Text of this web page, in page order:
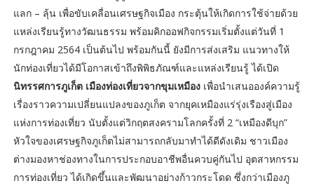
แลก – ลุ้น เพื่อขับเคลื่อนเศรษฐกิจเมือง กระตุ้นให้เกิดการใช้จ่ายด้วย
แหล่งเรียนรู้ทางวัฒนธรรม พร้อมคิกออฟกิจกรรมเริ่มตั้งแต่วันที่ 1
กรกฎาคม 2564 เป็นต้นไป พร้อมกันนี้ ยังมีการส่งเสริม แนวทางให้
นักท่องเที่ยวได้มีโอกาสเข้าถึงพิพิธภัณฑ์และแหล่งเรียนรู้ ได้เปิด
นิทรรศการภูเก็ต เมืองท่องเที่ยวจากขุมเหมืองเพื่อนำเสนอองค์ความรู้
เรื่องราวความเปลี่ยนแปลงของภูเก็ต จากยุคเหมืองแร่รุ่งเรืองสู่เมือง
แห่งการท่องเที่ยว นับตั้งแต่วิกฤตสงครามโลกครั้งที่ 2 “เหมืองดีบุก”
หัวใจของเศรษฐกิจภูเก็ตไม่สามารถกลับมาทำได้ดีดังเดิม ชาวเมือง
ต่างมองหาช่องทางในการประกอบอาชีพอื่นควบคู่กันไป อุตสาหกรรม
การท่องเที่ยว ได้เกิดขึ้นและพัฒนาอย่างก้าวกระโดด ซึ่งกว่าเมืองภู